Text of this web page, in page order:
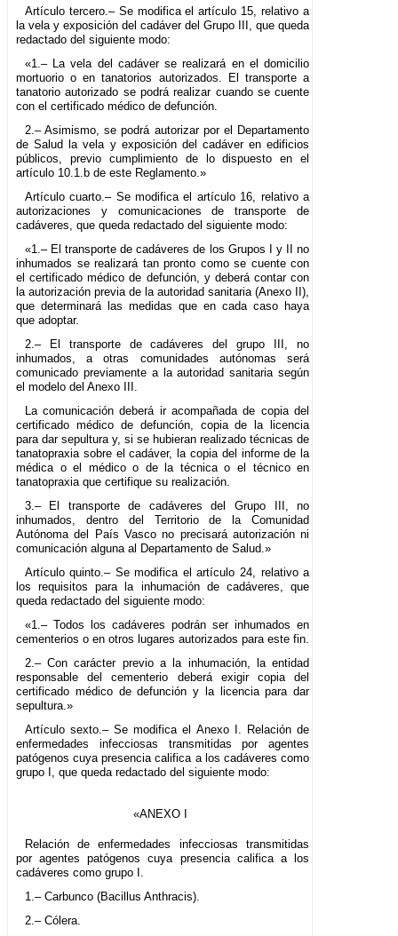
Artículo tercero.– Se modifica el artículo 15, relativo a
la vela y exposición del cadáver del Grupo III, que queda
redactado del siguiente modo:
«1.– La vela del cadáver se realizará en el domicilio
mortuorio o en tanatorios autorizados. El transporte a
tanatorio autorizado se podrá realizar cuando se cuente
con el certificado médico de defunción.
2.– Asimismo, se podrá autorizar por el Departamento
de Salud la vela y exposición del cadáver en edificios
públicos, previo cumplimiento de lo dispuesto en el
artículo 10.1.b de este Reglamento.»
Artículo cuarto.– Se modifica el artículo 16, relativo a
autorizaciones y comunicaciones de transporte de
cadáveres, que queda redactado del siguiente modo:
«1.– El transporte de cadáveres de los Grupos I y II no
inhumados se realizará tan pronto como se cuente con
el certificado médico de defunción, y deberá contar con
la autorización previa de la autoridad sanitaria (Anexo II),
que determinará las medidas que en cada caso haya
que adoptar.
2.– El transporte de cadáveres del grupo III, no
inhumados, a otras comunidades autónomas será
comunicado previamente a la autoridad sanitaria según
el modelo del Anexo III.
La comunicación deberá ir acompañada de copia del
certificado médico de defunción, copia de la licencia
para dar sepultura y, si se hubieran realizado técnicas de
tanatopraxia sobre el cadáver, la copia del informe de la
médica o el médico o de la técnica o el técnico en
tanatopraxia que certifique su realización.
3.– El transporte de cadáveres del Grupo III, no
inhumados, dentro del Territorio de la Comunidad
Autónoma del País Vasco no precisará autorización ni
comunicación alguna al Departamento de Salud.»
Artículo quinto.– Se modifica el artículo 24, relativo a
los requisitos para la inhumación de cadáveres, que
queda redactado del siguiente modo:
«1.– Todos los cadáveres podrán ser inhumados en
cementerios o en otros lugares autorizados para este fin.
2.– Con carácter previo a la inhumación, la entidad
responsable del cementerio deberá exigir copia del
certificado médico de defunción y la licencia para dar
sepultura.»
Artículo sexto.– Se modifica el Anexo I. Relación de
enfermedades infecciosas transmitidas por agentes
patógenos cuya presencia califica a los cadáveres como
grupo I, que queda redactado del siguiente modo:
«ANEXO I
Relación de enfermedades infecciosas transmitidas
por agentes patógenos cuya presencia califica a los
cadáveres como grupo I.
1.– Carbunco (Bacillus Anthracis).
2.– Cólera.